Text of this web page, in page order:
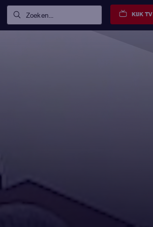
Zoeken... KIJK TV